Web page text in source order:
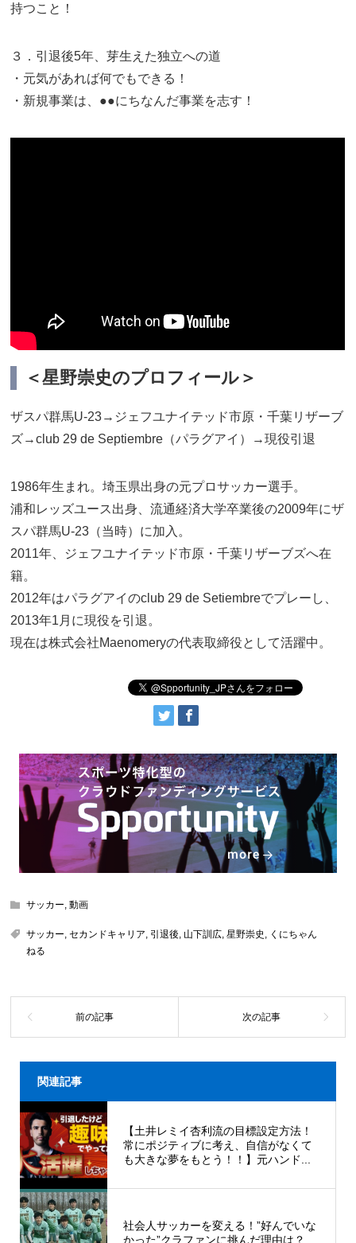
持つこと！
３．引退後5年、芽生えた独立への道
・元気があれば何でもできる！
・新規事業は、●●にちなんだ事業を志す！
＜星野崇史のプロフィール＞
ザスパ群馬U-23→ジェフユナイテッド市原・千葉リザーブ
ズ→club 29 de Septiembre（パラグアイ）→現役引退
1986年生まれ。埼玉県出身の元プロサッカー選手。
浦和レッズユース出身、流通経済大学卒業後の2009年にザ
スパ群馬U-23（当時）に加入。
2011年、ジェフユナイテッド市原・千葉リザーブズへ在
籍。
2012年はパラグアイのclub 29 de Setiembreでプレーし、
2013年1月に現役を引退。
現在は株式会社Maenomeryの代表取締役として活躍中。
サッカー,動画
サッカー,セカンドキャリア, 引退後, 山下訓広,星野崇史 , くにちゃん
ねる
関連記事
【土井レミイ杏利流の目標設定方法！
常にポジティブに考え、自信がなくて
も大きな夢をもとう！！】元ハンド...
社会人サッカーを変える！”好んでいな
かった”クラファンに挑んだ理由は？